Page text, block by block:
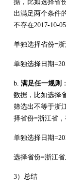
据，比如选择省
出满足两个条件
不存在2017-10-05
单独选择省份=浙
单独选择日期
b. 满足任一规则
数据，比如选择
筛选出不等于浙
择省份=浙江省，
单独选择日期
选择省份=浙江省
3）总结